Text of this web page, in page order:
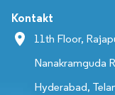
Kontakt
11th Floor,
Nanakramguda
Hyderabad,